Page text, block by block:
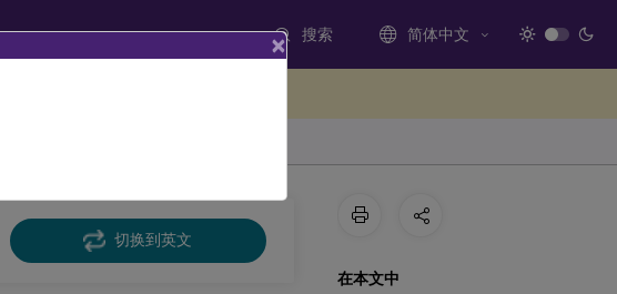
搜索 简体中文
切换到英文
在本文中
×